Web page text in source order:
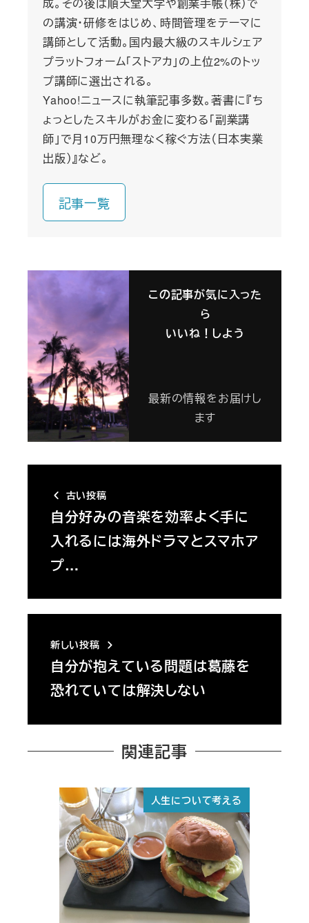
成。その後は順天堂大学や創業手帳（株）で
の講演・研修をはじめ、時間管理をテーマに
講師として活動。国内最大級のスキルシェア
プラットフォーム「ストアカ」の上位2%のトッ
プ講師に選出される。
Yahoo!ニュースに執筆記事多数。著書に『ち
ょっとしたスキルがお金に変わる「副業講
師」で月10万円無理なく稼ぐ方法（日本実業
出版）』など。
記事一覧
この記事が気に入った
ら
いいね！しよう
最新の情報をお届けし
ます
古い投稿
自分好みの音楽を効率よく手に
入れるには海外ドラマとスマホア
プ…
新しい投稿
自分が抱えている問題は葛藤を
恐れていては解決しない
関連記事
人生について考える